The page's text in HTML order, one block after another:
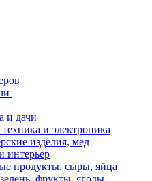
и дачи
и электроника
изделия, мед
интерьер
продукты, сыры, яйца
фрукты, ягоды